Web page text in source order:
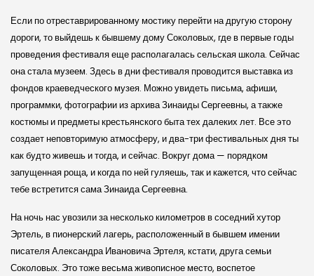
Если по отреставрированному мостику перейти на другую сторону
дороги, то выйдешь к бывшему дому Соколовых, где в первые годы
проведения фестиваля еще располагалась сель­ская школа. Сейчас
она стала музеем. Здесь в дни фестиваля проводится выставка из
фондов краеведче­ского музея. Можно увидеть письма, афиши,
программки, фотографии из архива Зинаиды Сергеевны, а также
костюмы и предметы крестьян­ского быта тех далеких лет. Все это
создает неповторимую атмосферу, и два-три фестивальных дня ты
как будто живешь и тогда, и сейчас. Вокруг до­ма — порядком
запущенная роща, и когда по ней гуляешь, так и кажется, что сейчас
тебе встретится сама Зинаида Сергеевна.
На ночь нас увозили за несколько километров в соседний хутор
Эртель, в пионер­ский лагерь, расположенный в бывшем имении
писателя Александра Ивановича Эртеля, кстати, друга семьи
Соколовых. Это тоже весьма живописное место, воспетое